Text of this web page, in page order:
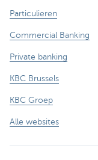
Particulieren
Commercial Banking
Private banking
KBC Brussels
KBC Groep
Alle websites